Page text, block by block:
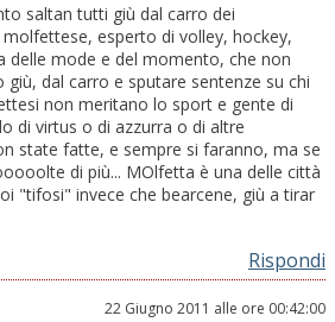
saltan tutti giù dal carro dei
esperto di volley, hockey,
delle mode e del momento, che non
dal carro e sputare sentenze su chi
non meritano lo sport e gente di
di virtus o di azzurra o di altre
state fatte, e sempre si faranno, ma se
di più... MOlfetta è una delle città
"tifosi" invece che bearcene, giù a tirar
Rispondi
22 Giugno 2011 alle ore 00:42:00